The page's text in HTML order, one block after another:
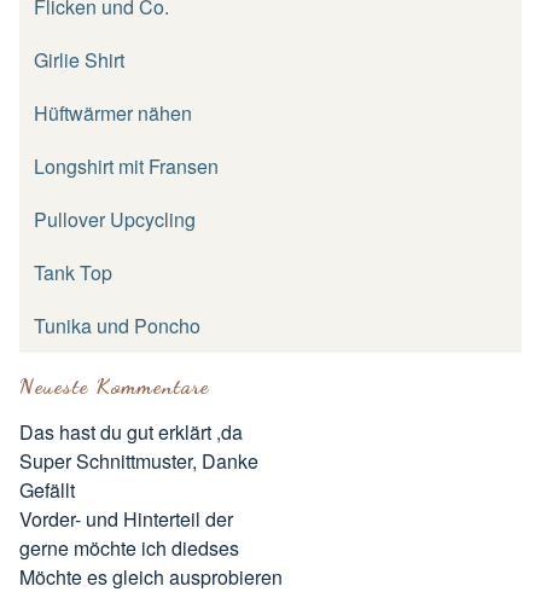
Flicken und Co.
Girlie Shirt
Hüftwärmer nähen
Longshirt mit Fransen
Pullover Upcycling
Tank Top
Tunika und Poncho
Neueste Kommentare
Das hast du gut erklärt ,da
Super Schnittmuster, Danke
Gefällt
Vorder- und Hinterteil der
gerne möchte ich diedses
Möchte es gleich ausprobieren